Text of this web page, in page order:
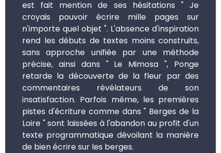
est fait mention de ses hésitations " Je
croyais pouvoir écrire mille pages sur
n'importe quel objet ". L'absence d'inspiration
rend les débuts de textes moins construits,
sans approche unifiée par une méthode
précise, ainsi dans " Le Mimosa ", Ponge
retarde la découverte de la fleur par des
commentaires révélateurs de son
insatisfaction. Parfois même, les premières
pistes d'écriture comme dans " Berges de la
Loire " sont laissées à l'abandon au profit d'un
texte programmatique dévoilant la manière
de bien écrire sur les berges.